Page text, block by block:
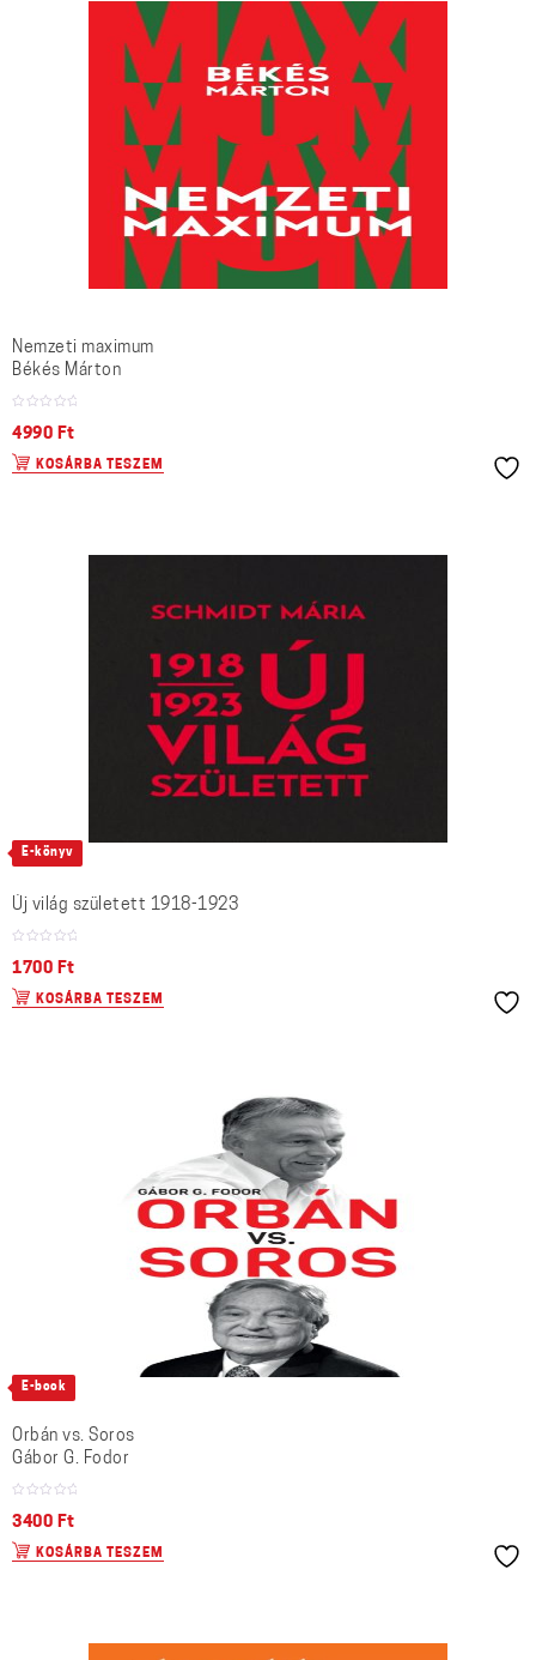
Nemzeti maximum
Békés Márton
4990 Ft
KOSÁRBA TESZEM
E-könyv
Új világ született 1918-1923
1700 Ft
KOSÁRBA TESZEM
E-book
Orbán vs. Soros
Gábor G. Fodor
3400 Ft
KOSÁRBA TESZEM